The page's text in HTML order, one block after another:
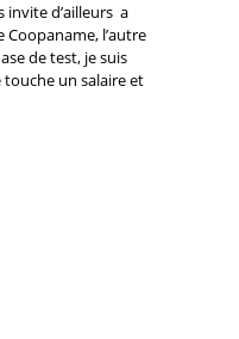
invite d’ailleurs a
Coopaname, l’autre
de test, je suis
touche un salaire et